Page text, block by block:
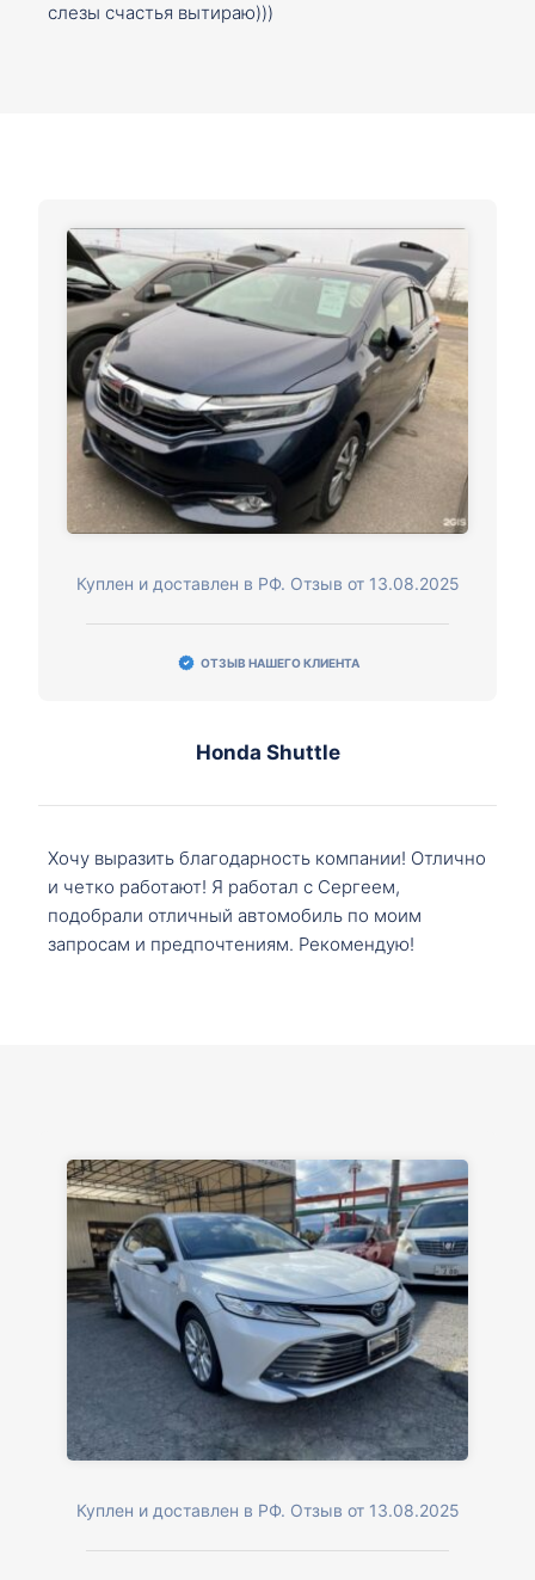
слезы счастья вытираю)))
Куплен и доставлен в РФ. Отзыв от 13.08.2025
ОТЗЫВ НАШЕГО КЛИЕНТА
Honda Shuttle
Хочу выразить благодарность компании! Отлично
и четко работают! Я работал с Сергеем,
подобрали отличный автомобиль по моим
запросам и предпочтениям. Рекомендую!
Куплен и доставлен в РФ. Отзыв от 13.08.2025